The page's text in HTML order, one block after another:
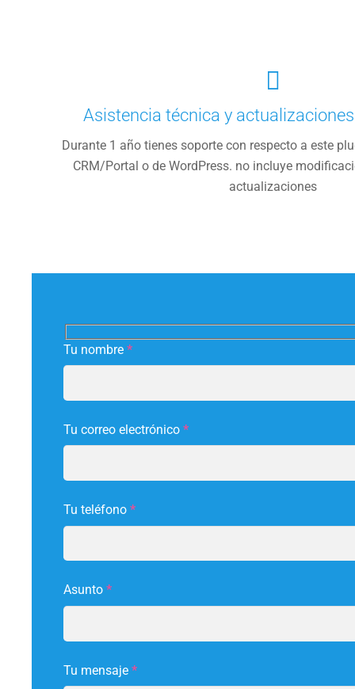
Asistencia técnica y
Durante 1 año tienes soporte con respecto a este
CRM/Portal o de WordPress. no incluye
actualizaciones
Tu nombre *
Tu correo electrónico *
Tu teléfono *
Asunto *
Tu mensaje *